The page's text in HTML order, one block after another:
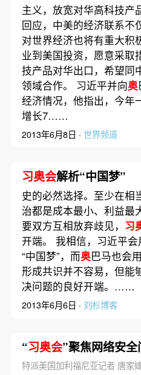
主义，放宽对华高科技产
回应，中美的经济联系不
对世界经济也将有重大积
业到美国投资，愿意采取
技产品对华出口，希望同
领域合作。 习近平并向奥
经济情况，他指出，今年
增长7……
2013年6月8日 · 世界频道
习奥会解析“中国梦”
史的必然选择。至少在相
治都是成本最小、利益最
要双方互相放弃歧见， 习
开端。 我相信，习近平
“中国梦”，而奥巴马也会
形成共识并不容易，但能
决问题的良好开端。……
2013年6月6日 · 刘杉博客
“习奥会”聚焦网络安全
特派美国加利福尼亚记者 唐家